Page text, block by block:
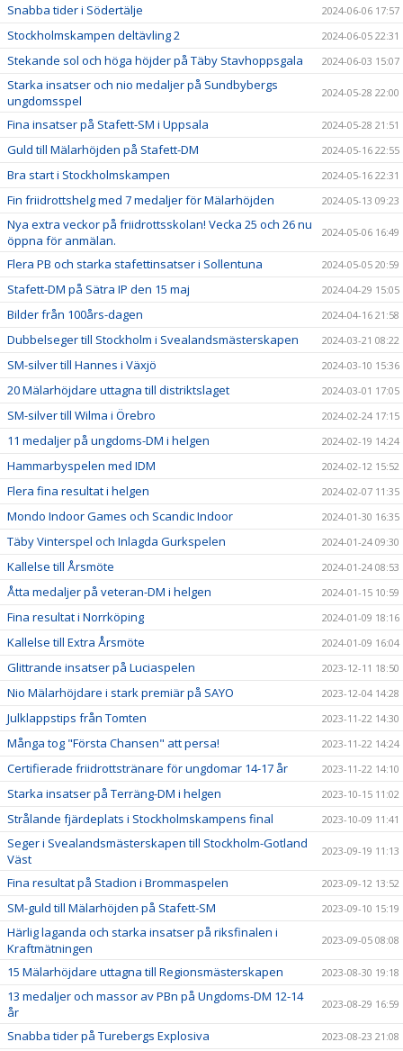
Snabba tider i Södertälje 2024-06-06 17:57
Stockholmskampen deltävling 2 2024-06-05 22:31
Stekande sol och höga höjder på Täby Stavhoppsgala 2024-06-03 15:07
Starka insatser och nio medaljer på Sundbybergs
ungdomsspel
2024-05-28 22:00
Fina insatser på Stafett-SM i Uppsala 2024-05-28 21:51
Guld till Mälarhöjden på Stafett-DM 2024-05-16 22:55
Bra start i Stockholmskampen 2024-05-16 22:31
Fin friidrottshelg med 7 medaljer för Mälarhöjden 2024-05-13 09:23
Nya extra veckor på friidrottsskolan! Vecka 25 och 26 nu
öppna för anmälan.
2024-05-06 16:49
Flera PB och starka stafettinsatser i Sollentuna 2024-05-05 20:59
Stafett-DM på Sätra IP den 15 maj 2024-04-29 15:05
Bilder från 100års-dagen 2024-04-16 21:58
Dubbelseger till Stockholm i Svealandsmästerskapen 2024-03-21 08:22
SM-silver till Hannes i Växjö 2024-03-10 15:36
20 Mälarhöjdare uttagna till distriktslaget 2024-03-01 17:05
SM-silver till Wilma i Örebro 2024-02-24 17:15
11 medaljer på ungdoms-DM i helgen 2024-02-19 14:24
Hammarbyspelen med IDM 2024-02-12 15:52
Flera fina resultat i helgen 2024-02-07 11:35
Mondo Indoor Games och Scandic Indoor 2024-01-30 16:35
Täby Vinterspel och Inlagda Gurkspelen 2024-01-24 09:30
Kallelse till Årsmöte 2024-01-24 08:53
Åtta medaljer på veteran-DM i helgen 2024-01-15 10:59
Fina resultat i Norrköping 2024-01-09 18:16
Kallelse till Extra Årsmöte 2024-01-09 16:04
Glittrande insatser på Luciaspelen 2023-12-11 18:50
Nio Mälarhöjdare i stark premiär på SAYO 2023-12-04 14:28
Julklappstips från Tomten 2023-11-22 14:30
Många tog "Första Chansen" att persa! 2023-11-22 14:24
Certifierade friidrottstränare för ungdomar 14-17 år 2023-11-22 14:10
Starka insatser på Terräng-DM i helgen 2023-10-15 11:02
Strålande fjärdeplats i Stockholmskampens final 2023-10-09 11:41
Seger i Svealandsmästerskapen till Stockholm-Gotland
Väst
2023-09-19 11:13
Fina resultat på Stadion i Brommaspelen 2023-09-12 13:52
SM-guld till Mälarhöjden på Stafett-SM 2023-09-10 15:19
Härlig laganda och starka insatser på riksfinalen i
Kraftmätningen
2023-09-05 08:08
15 Mälarhöjdare uttagna till Regionsmästerskapen 2023-08-30 19:18
13 medaljer och massor av PBn på Ungdoms-DM 12-14
år
2023-08-29 16:59
Snabba tider på Turebergs Explosiva 2023-08-23 21:08